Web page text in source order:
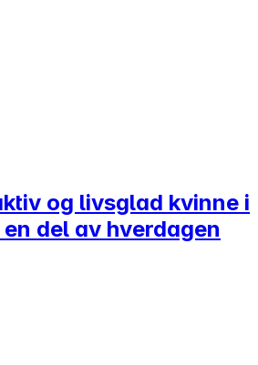
og livsglad kvinne i
del av hverdagen